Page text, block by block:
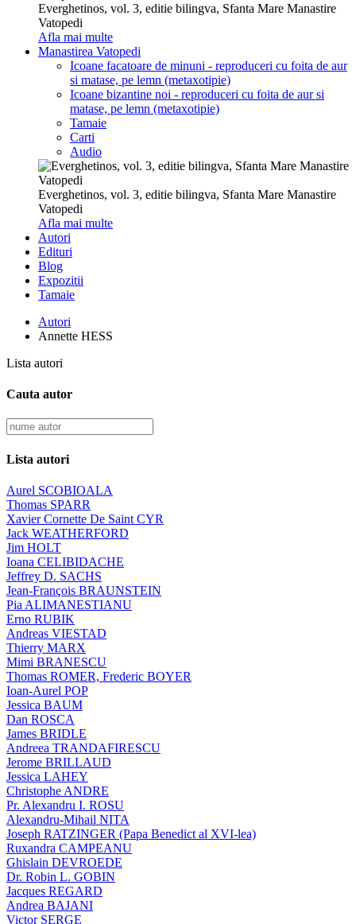
Everghetinos, vol. 3, editie bilingva, Sfanta Mare Manastire
Vatopedi
Afla mai multe
Manastirea Vatopedi
Icoane facatoare de minuni - reproduceri cu foita de aur
si matase, pe lemn (metaxotipie)
Icoane bizantine noi - reproduceri cu foita de aur si
matase, pe lemn (metaxotipie)
Tamaie
Carti
Audio
Everghetinos, vol. 3, editie bilingva, Sfanta Mare Manastire
Vatopedi
Afla mai multe
Autori
Edituri
Blog
Expozitii
Tamaie
Autori
Annette HESS
Lista autori
Cauta autor
Lista autori
Aurel SCOBIOALA
Thomas SPARR
Xavier Cornette De Saint CYR
Jack WEATHERFORD
Jim HOLT
Ioana CELIBIDACHE
Jeffrey D. SACHS
Jean-François BRAUNSTEIN
Pia ALIMANESTIANU
Erno RUBIK
Andreas VIESTAD
Thierry MARX
Mimi BRANESCU
Thomas ROMER, Frederic BOYER
Ioan-Aurel POP
Jessica BAUM
Dan ROSCA
James BRIDLE
Andreea TRANDAFIRESCU
Jerome BRILLAUD
Jessica LAHEY
Christophe ANDRE
Pr. Alexandru I. ROSU
Alexandru-Mihail NITA
Joseph RATZINGER (Papa Benedict al XVI-lea)
Ruxandra CAMPEANU
Ghislain DEVROEDE
Dr. Robin L. GOBIN
Jacques REGARD
Andrea BAJANI
Victor SERGE